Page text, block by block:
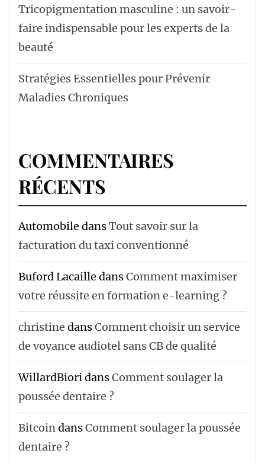
Tricopigmentation masculine : un savoir-
faire indispensable pour les experts de la
beauté
Stratégies Essentielles pour Prévenir
Maladies Chroniques
COMMENTAIRES
RÉCENTS
Automobile dansTout savoir sur la
facturation du taxi conventionné
Buford Lacaille dansComment maximiser
votre réussite en formation e-learning ?
christine dansComment choisir un service
de voyance audiotel sans CB de qualité
WillardBioridansComment soulager la
poussée dentaire ?
BitcoindansComment soulager la poussée
dentaire ?